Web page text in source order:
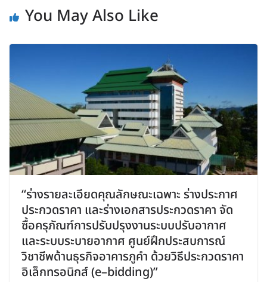
You May Also Like
“ร่างรายละเอียดคุณลักษณะเฉพาะ ร่างประกาศ
ประกวดราคา และร่างเอกสารประกวดราคา จัด
ซื้อครุภัณฑ์การปรับปรุงงานระบบปรับอากาศ
และระบบระบายอากาศ ศูนย์ฝึกประสบการณ์
วิชาชีพด้านธุรกิจอาคารภูคำ ด้วยวิธีประกวดราคา
อิเล็กทรอนิกส์ (e–bidding)”